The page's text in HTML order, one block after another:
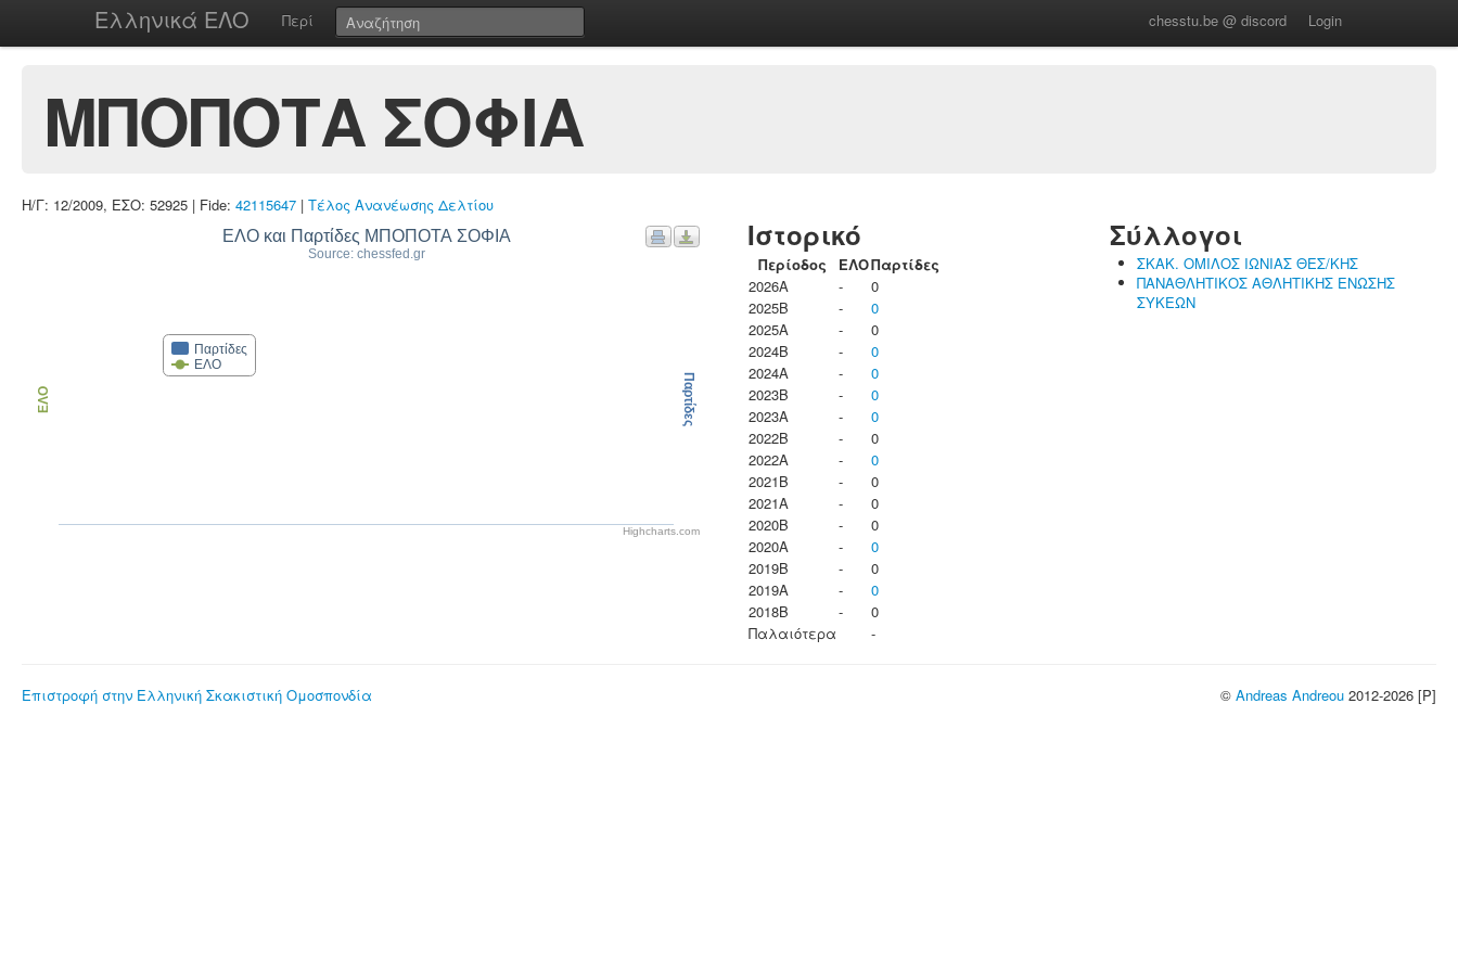
Ελληνικά ΕΛΟ Περί chesstu.be @ discord Login
ΜΠΟΠΟΤΑ ΣΟΦΙΑ
Η/Γ: 12/2009, ΕΣΟ: 52925 | Fide: 42115647 | Τέλος Ανανέωσης Δελτίου
ΕΛΟ και Παρτίδες ΜΠΟΠΟΤΑ ΣΟΦΙΑ
Source: chessfed.gr
Παρτίδες
ΕΛΟ
ΕΛΟ Παρτίδες
Highcharts.com
Ιστορικό
Περίοδος ΕΛΟΠαρτίδες
2026A
-
0
2025B
-
0
2025A
-
0
2024B
-
0
2024A
-
0
2023B
-
0
2023Α
-
0
2022B
-
0
2022A
-
0
2021B
-
0
2021A
-
0
2020B
-
0
2020A
-
0
2019B
-
0
2019A
-
0
2018B
-
0
Παλαιότερα
-
Σύλλογοι
ΣΚΑΚ. ΟΜΙΛΟΣ ΙΩΝΙΑΣ ΘΕΣ/ΚΗΣ
ΠΑΝΑΘΛΗΤΙΚΟΣ ΑΘΛΗΤΙΚΗΣ ΕΝΩΣΗΣ
ΣΥΚΕΩΝ
Επιστροφή στην Ελληνική Σκακιστική Ομοσπονδία © Andreas Andreou 2012-2026 [P]